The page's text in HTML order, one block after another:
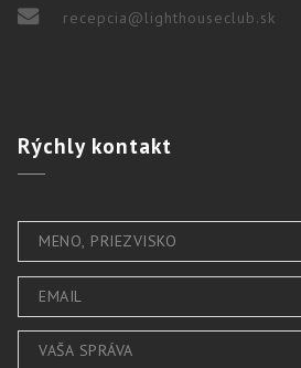
recepcia@lighthouseclub.sk
Rýchlykontakt